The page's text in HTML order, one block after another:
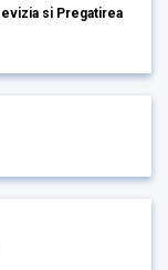
si Pregatirea